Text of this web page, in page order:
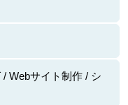
Webサイト制作 / シ